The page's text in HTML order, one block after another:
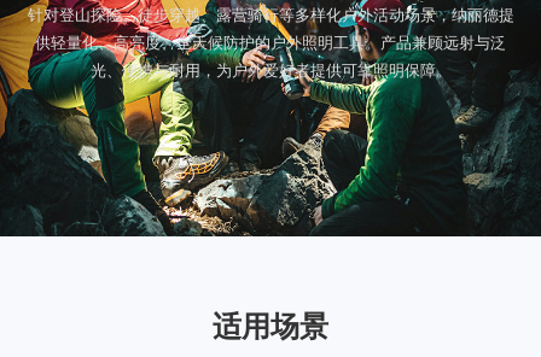
针对登山探险、徒步穿越、露营骑行等多样化户外活动场景，纳丽德提
供轻量化、高亮度、全天候防护的户外照明工具。产品兼顾远射与泛
光、便携与耐用，为户外爱好者提供可靠照明保障。
适用场景